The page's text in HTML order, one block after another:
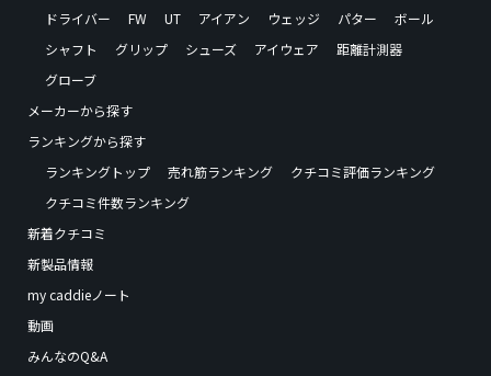
ドライバー
FW UT アイアン ウェッジ パター
ボール
シャフト
グリップ シューズ アイウェア
距離計測器
グローブ
メーカーから探す
ランキングから探す
ランキングトップ
売れ筋ランキング
クチコミ評価ランキング
クチコミ件数ランキング
新着クチコミ
新製品情報
my caddieノート
動画
みんなのQ&A